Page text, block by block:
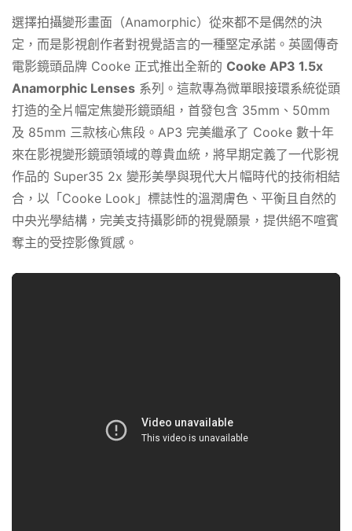
選擇拍攝變形畫面（Anamorphic）從來都不是偶然的決
定，而是影視創作者對視覺語言的一種堅定承諾。英國傳奇
電影鏡頭品牌 Cooke 正式推出全新的 Cooke AP3 1.5x
Anamorphic Lenses 系列。這款專為微單眼接環系統從頭
打造的全片幅定焦變形鏡頭組，首發包含 35mm、50mm
及 85mm 三款核心焦段。AP3 完美繼承了 Cooke 數十年
來在影視變形鏡頭領域的尊貴血統，將早期定義了一代影視
作品的 Super35 2x 變形美學與現代大片幅時代的技術相結
合，以「Cooke Look」標誌性的溫潤膚色、平衡且自然的
中央光學結構，完美支持攝影師的視覺願景，提供絕不喧賓
奪主的受控影像質感。